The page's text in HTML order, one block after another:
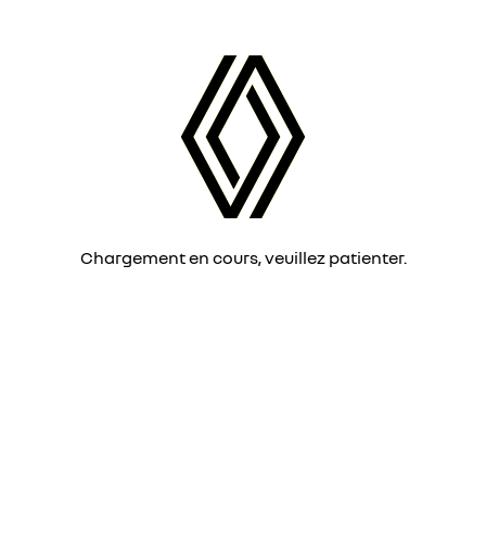
Chargement en cours, veuillez patienter.